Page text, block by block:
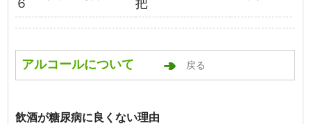
６ 把
アルコールについて 戻る
飲酒が糖尿病に良くない理由